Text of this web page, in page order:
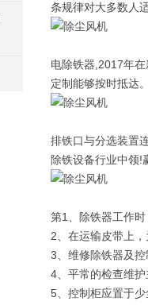
条规律对大多数人
电除铁器,2017年
定制能够按时抵达
排铁口与分选装置
除铁设备行业中领!
第1、除铁器工作
2、在运输皮带上
3、维修除铁器及
4、平常的检查维
5、控制柜应置于